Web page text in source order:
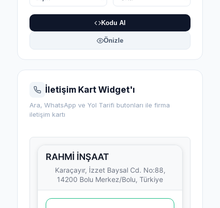
Kodu Al
Önizle
İletişim Kart Widget'ı
Ara, WhatsApp ve Yol Tarifi butonları ile firma
iletişim kartı
RAHMİ İNŞAAT
Karaçayır, İzzet Baysal Cd. No:88,
14200 Bolu Merkez/Bolu, Türkiye